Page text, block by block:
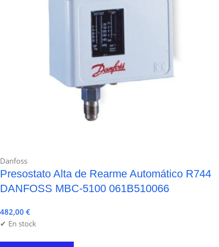
Danfoss
Presostato Alta de Rearme Automático R744
DANFOSS MBC-5100 061B510066
482,00 €
✔ En stock